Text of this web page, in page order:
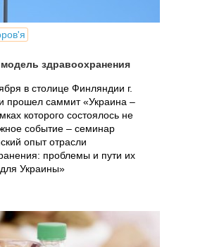
здравоохранения
в столице Финляндии г.
прошел саммит «Украина –
которого состоялось не
событие – семинар
опыт отрасли
проблемы и пути их
Украины»